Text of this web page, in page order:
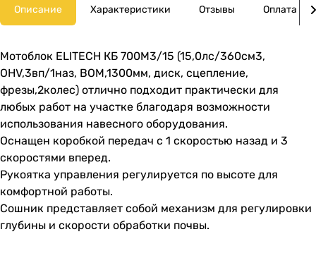
Описание Характеристики Отзывы Оплата
Мотоблок ELITECH КБ 700М3/15 (15,0лс/360см3,
OHV,3вп/1наз, BOM,1300мм, диск, сцепление,
фрезы,2колес) отлично подходит практически для
любых работ на участке благодаря возможности
использования навесного оборудования.
Оснащен коробкой передач с 1 скоростью назад и 3
скоростями вперед.
Рукоятка управления регулируется по высоте для
комфортной работы.
Сошник представляет собой механизм для регулировки
глубины и скорости обработки почвы.